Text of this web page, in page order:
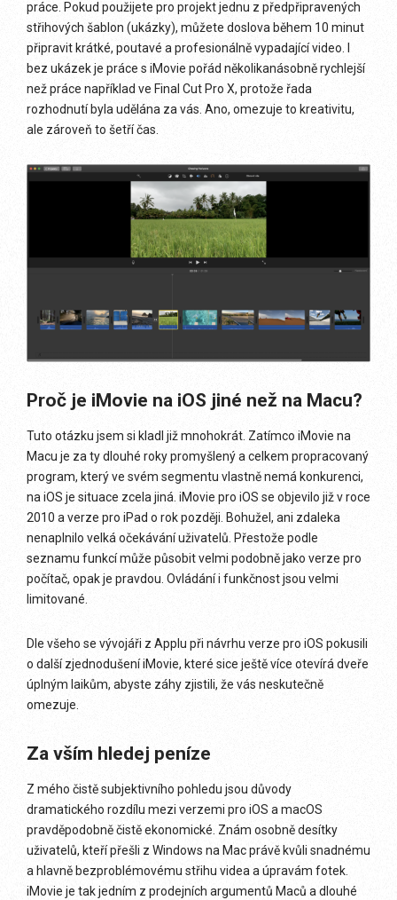
práce. Pokud použijete pro projekt jednu z předpřipravených
střihových šablon (ukázky), můžete doslova během 10 minut
připravit krátké, poutavé a profesionálně vypadající video. I
bez ukázek je práce s iMovie pořád několikanásobně rychlejší
než práce například ve Final Cut Pro X, protože řada
rozhodnutí byla udělána za vás. Ano, omezuje to kreativitu,
ale zároveň to šetří čas.
Proč je iMovie na iOS jiné než na Macu?
Tuto otázku jsem si kladl již mnohokrát. Zatímco iMovie na
Macu je za ty dlouhé roky promyšlený a celkem propracovaný
program, který ve svém segmentu vlastně nemá konkurenci,
na iOS je situace zcela jiná. iMovie pro iOS se objevilo již v roce
2010 a verze pro iPad o rok později. Bohužel, ani zdaleka
nenaplnilo velká očekávání uživatelů. Přestože podle
seznamu funkcí může působit velmi podobně jako verze pro
počítač, opak je pravdou. Ovládání i funkčnost jsou velmi
limitované.
Dle všeho se vývojáři z Applu při návrhu verze pro iOS pokusili
o další zjednodušení iMovie, které sice ještě více otevírá dveře
úplným laikům, abyste záhy zjistili, že vás neskutečně
omezuje.
Za vším hledej peníze
Z mého čistě subjektivního pohledu jsou důvody
dramatického rozdílu mezi verzemi pro iOS a macOS
pravděpodobně čistě ekonomické. Znám osobně desítky
uživatelů, kteří přešli z Windows na Mac právě kvůli snadnému
a hlavně bezproblémovému střihu videa a úpravám fotek.
iMovie je tak jedním z prodejních argumentů Maců a dlouhé